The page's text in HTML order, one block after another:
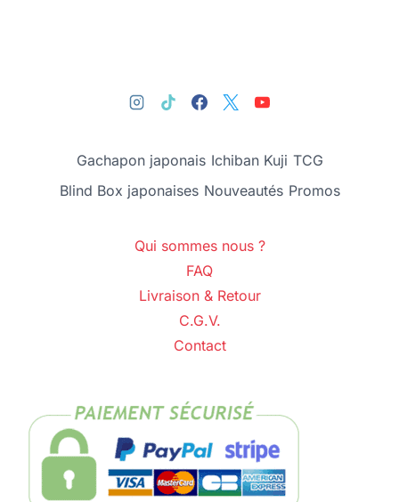
Gachapon japonais Ichiban Kuji TCG
Blind Box japonaises Nouveautés Promos
Qui sommes nous ?
FAQ
Livraison & Retour
C.G.V.
Contact